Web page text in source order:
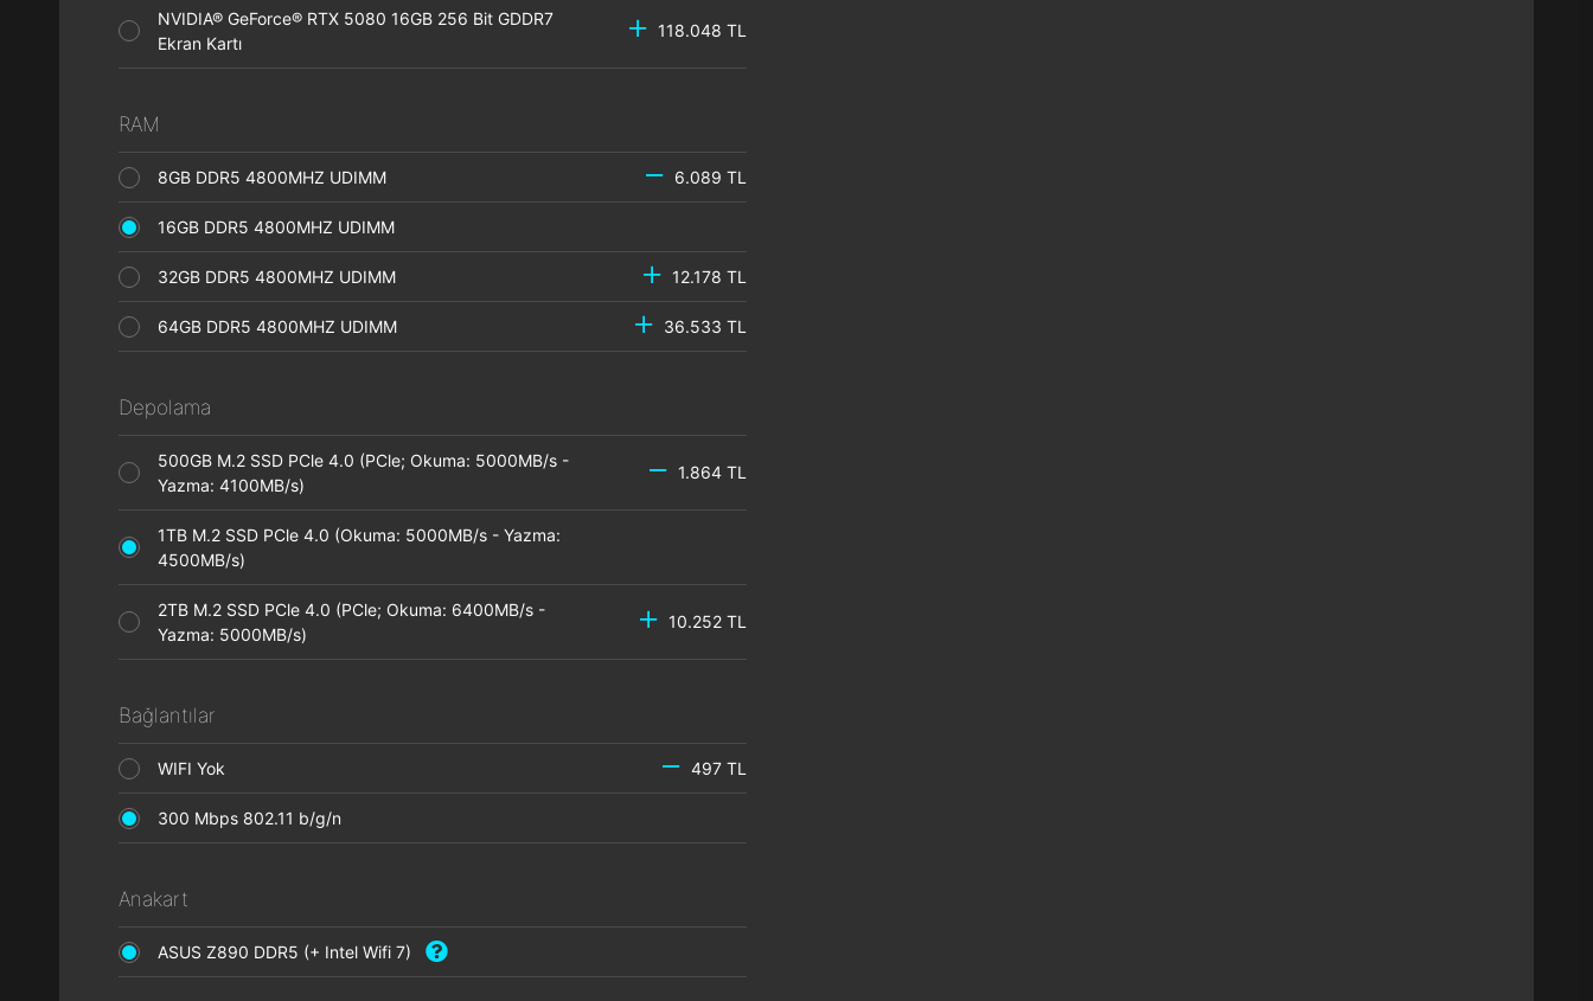
NVIDIA® GeForce® RTX 5080 16GB 256 Bit GDDR7
Ekran Kartı
118.048 TL
RAM
8GB DDR5 4800MHZ UDIMM 6.089 TL
16GB DDR5 4800MHZ UDIMM
32GB DDR5 4800MHZ UDIMM 12.178 TL
64GB DDR5 4800MHZ UDIMM 36.533 TL
Depolama
500GB M.2 SSD PCle 4.0 (PCle; Okuma: 5000MB/s -
Yazma: 4100MB/s)
1.864 TL
1TB M.2 SSD PCle 4.0 (Okuma: 5000MB/s - Yazma:
4500MB/s)
2TB M.2 SSD PCle 4.0 (PCle; Okuma: 6400MB/s -
Yazma: 5000MB/s)
10.252 TL
Bağlantılar
WIFI Yok 497 TL
300 Mbps 802.11 b/g/n
Anakart
ASUS Z890 DDR5 (+ Intel Wifi 7)